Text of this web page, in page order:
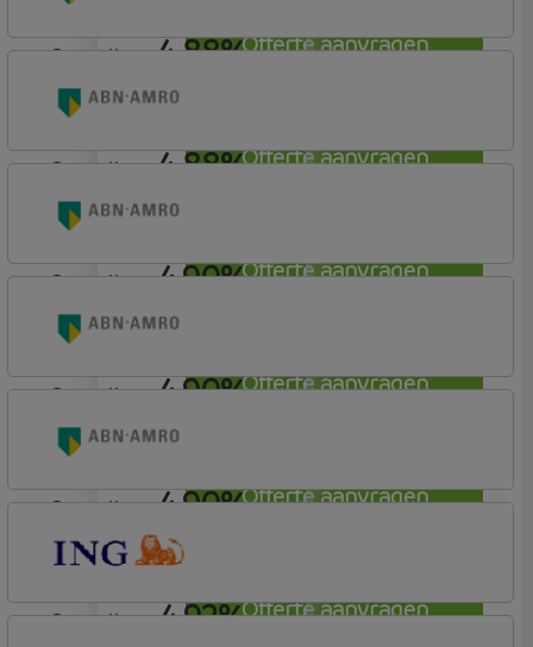
Offerte aanvragen
4,88%
Offerte aanvragen
aflosvrij
4,88%
Offerte aanvragen
Woning (Incl. Korting)
aflosvrij
4,90%
Offerte aanvragen
Woning
aflosvrij
4,90%
Offerte aanvragen
Woning
aflosvrij
4,90%
Offerte aanvragen
Woning
aflosvrij
4,92%
Woning
aflosvrij